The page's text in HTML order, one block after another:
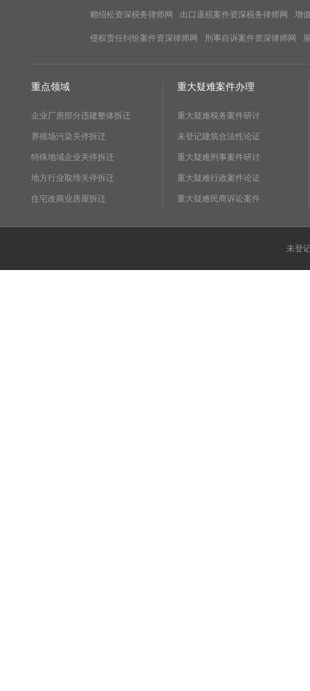
赖绍松资深税务律师网 出口退税案件资深税务律师网 增
侵权责任纠纷案件资深律师网 刑事自诉案件资深律师网
重点领域
企业厂房部分违建整体拆迁
养殖场污染关停拆迁
特殊地域企业关停拆迁
地方行业取缔关停拆迁
住宅改商业房屋拆迁
重大疑难案件办理
重大疑难税务案件研讨
未登记建筑合法性论证
重大疑难刑事案件研讨
重大疑难行政案件论证
重大疑难民商诉讼案件
未登